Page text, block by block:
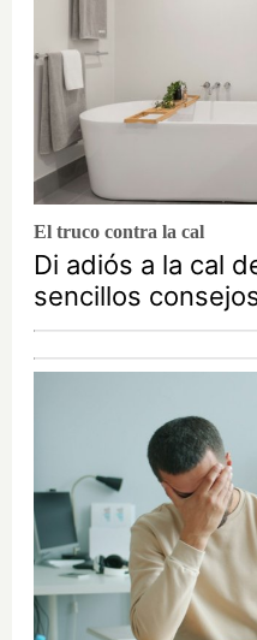
El truco contra la cal
Di adiós a la cal
sencillos